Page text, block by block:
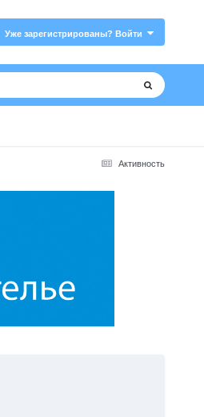
Уже зарегистрированы? Войти
Активность